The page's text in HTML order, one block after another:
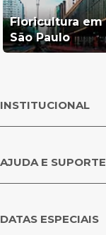
Floricultura em
São Paulo
INSTITUCIONAL
AJUDA E SUPORTE
DATAS ESPECIAIS